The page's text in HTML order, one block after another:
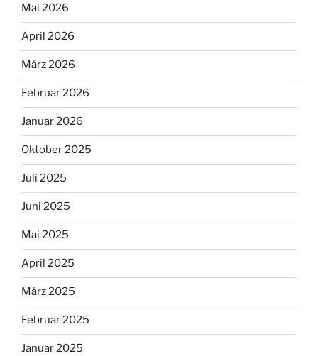
Mai 2026
April 2026
März 2026
Februar 2026
Januar 2026
Oktober 2025
Juli 2025
Juni 2025
Mai 2025
April 2025
März 2025
Februar 2025
Januar 2025